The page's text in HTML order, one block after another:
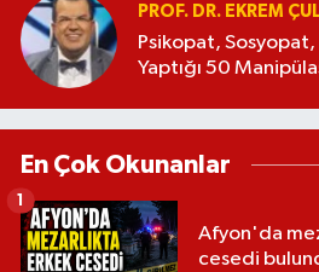
PROF. DR. EKREM
Psikopat,
Yaptığı 50
En Çok Okunanlar
Afyon'da
cesedi
1